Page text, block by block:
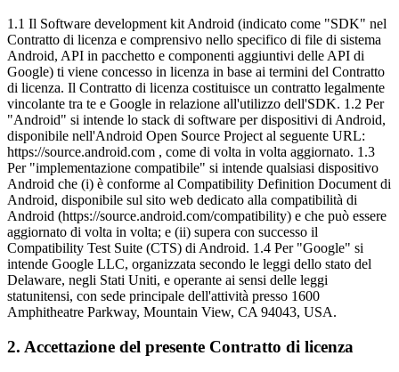
1.1 Il Software development kit Android (indicato come "SDK" nel
Contratto di licenza e comprensivo nello specifico di file di sistema
Android, API in pacchetto e componenti aggiuntivi delle API di
Google) ti viene concesso in licenza in base ai termini del Contratto
di licenza. Il Contratto di licenza costituisce un contratto legalmente
vincolante tra te e Google in relazione all'utilizzo dell'SDK. 1.2 Per
"Android" si intende lo stack di software per dispositivi di Android,
disponibile nell'Android Open Source Project al seguente URL:
https://source.android.com , come di volta in volta aggiornato. 1.3
Per "implementazione compatibile" si intende qualsiasi dispositivo
Android che (i) è conforme al Compatibility Definition Document di
Android, disponibile sul sito web dedicato alla compatibilità di
Android (https://source.android.com/compatibility) e che può essere
aggiornato di volta in volta; e (ii) supera con successo il
Compatibility Test Suite (CTS) di Android. 1.4 Per "Google" si
intende Google LLC, organizzata secondo le leggi dello stato del
Delaware, negli Stati Uniti, e operante ai sensi delle leggi
statunitensi, con sede principale dell'attività presso 1600
Amphitheatre Parkway, Mountain View, CA 94043, USA.
2. Accettazione del presente Contratto di licenza